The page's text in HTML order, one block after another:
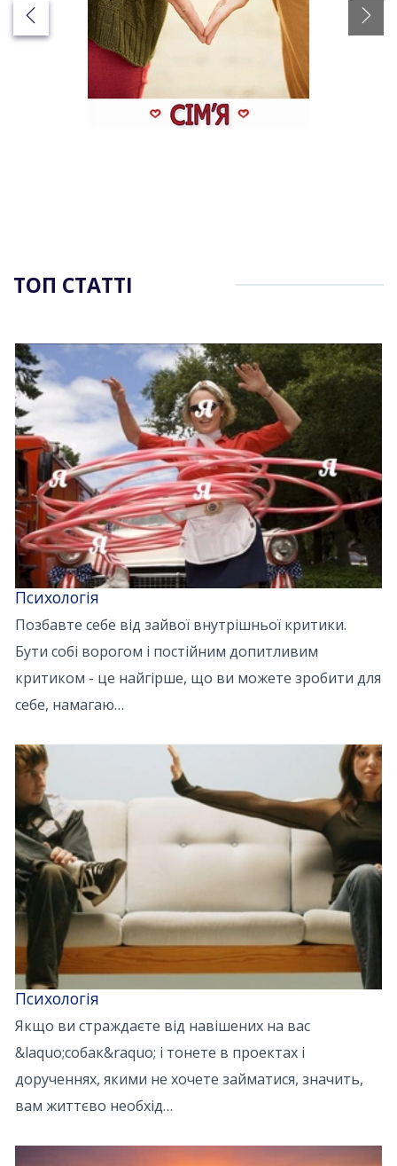
ТОП СТАТТІ
Психологія
Позбавте себе від зайвої внутрішньої критики.
Бути собі ворогом і постійним допитливим
критиком - це найгірше, що ви можете зробити для
себе, намагаю…
Психологія
Якщо ви страждаєте від навішених на вас
&laquo;собак&raquo; і тонете в проектах і
дорученнях, якими не хочете займатися, значить,
вам життєво необхід…